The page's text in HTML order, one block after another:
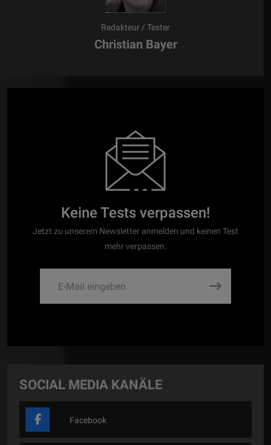
Redakteur / Tester
Christian Bayer
Keine Tests verpassen!
Jetzt zu unserem Newsletter anmelden und keinen Test
mehr verpassen.
SOCIAL MEDIA KANÄLE
Facebook